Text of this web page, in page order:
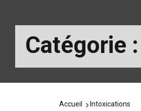
Catégorie :
Accueil Intoxications